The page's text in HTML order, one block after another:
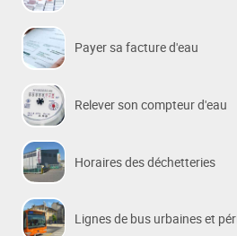
Payer sa facture d'eau
Relever son compteur d'eau
Horaires des déchetteries
Lignes de bus urbaines et